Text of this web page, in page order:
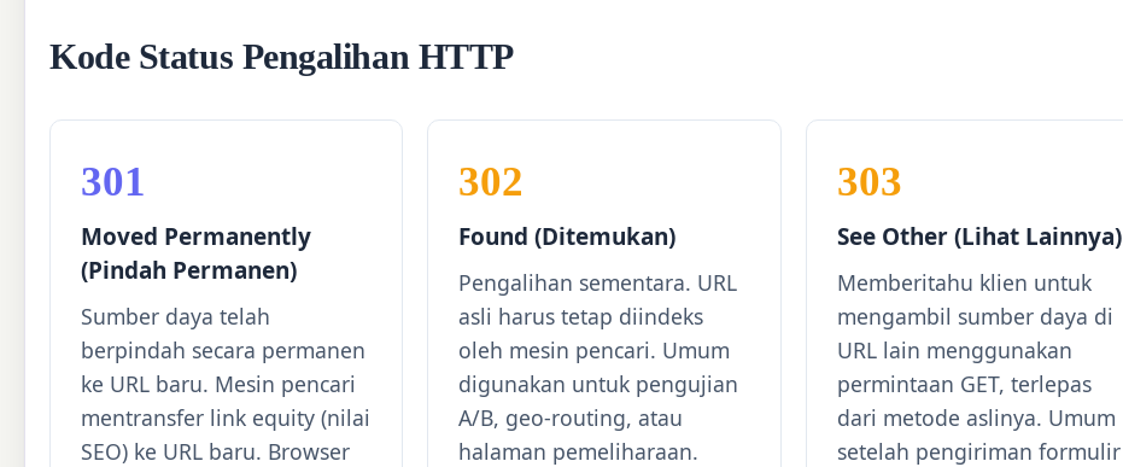
Kode Status Pengalihan HTTP
301
Moved Permanently
(Pindah Permanen)
Sumber daya telah
berpindah secara permanen
ke URL baru. Mesin pencari
mentransfer link equity (nilai
SEO) ke URL baru. Browser
302
Found (Ditemukan)
Pengalihan sementara. URL
asli harus tetap diindeks
oleh mesin pencari. Umum
digunakan untuk pengujian
A/B, geo-routing, atau
halaman pemeliharaan.
303
See Other (Lihat Lainnya)
Memberitahu klien untuk
mengambil sumber daya di
URL lain menggunakan
permintaan GET, terlepas
dari metode aslinya. Umum
setelah pengiriman formulir